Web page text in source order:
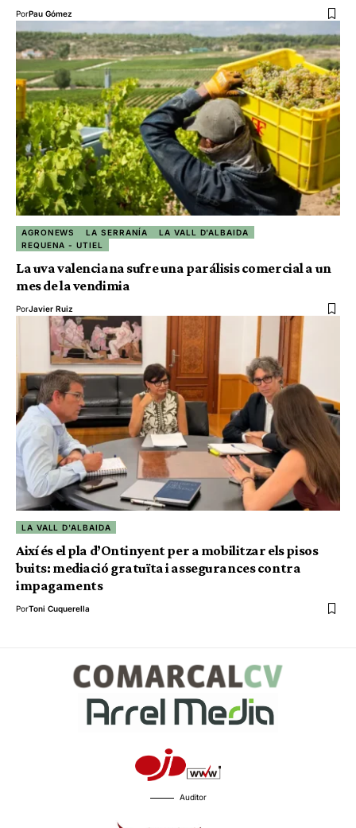
PorPau Gómez
AGRONEWS LA SERRANÍA
LA VALL D'ALBAIDA
REQUENA - UTIEL
La uva valenciana sufre una parálisis comercial a un
mes de la vendimia
PorJavier Ruiz
LA VALL D'ALBAIDA
Així és el pla d’Ontinyent per a mobilitzar els pisos
buits: mediació gratuïta i assegurances contra
impagaments
PorToni Cuquerella
Auditor